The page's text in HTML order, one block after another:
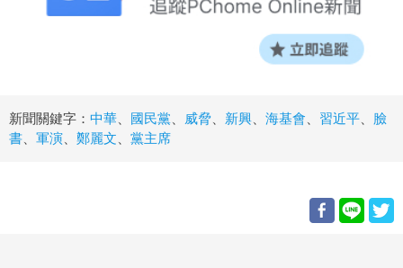
新聞關鍵字： 中華 國民黨 威脅 新興 海基會 習近平
臉
書
軍演 鄭麗文 黨主席